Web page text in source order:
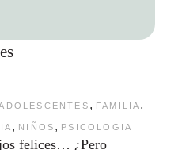
, FAMILIA ,
, NIÑOS , PSICOLOGIA
felices… ¿Pero